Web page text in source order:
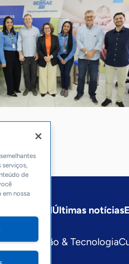
Sobre a ASNÚltimas notícias
Inovação & Tecnologia
serviços,
de
nossa